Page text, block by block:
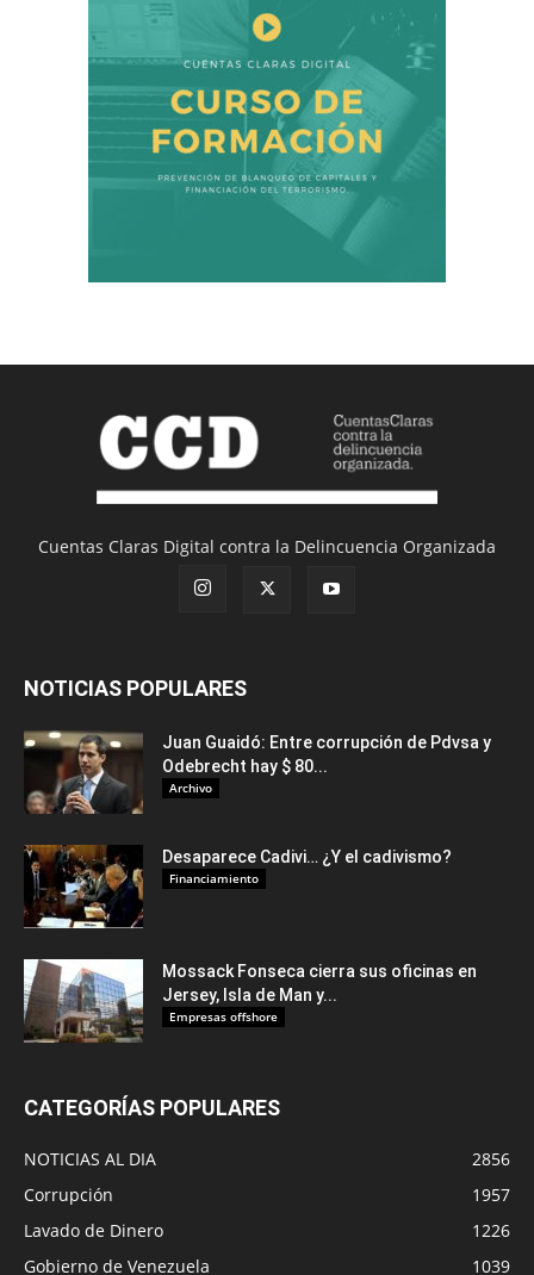
Cuentas Claras Digital contra la Delincuencia Organizada
NOTICIAS POPULARES
Juan Guaidó: Entre corrupción de Pdvsa y
Odebrecht hay $ 80...
Archivo
Desaparece Cadivi… ¿Y el cadivismo?
Financiamiento
Mossack Fonseca cierra sus oficinas en
Jersey, Isla de Man y...
Empresas offshore
CATEGORÍAS POPULARES
NOTICIAS AL DIA
2856
Corrupción
1957
Lavado de Dinero
1226
Gobierno de Venezuela
1039